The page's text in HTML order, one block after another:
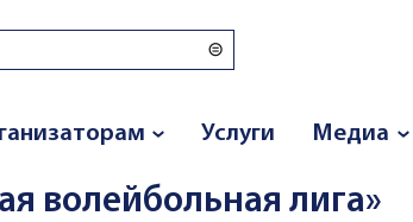
Услуги Медиа
волейбольная лига»